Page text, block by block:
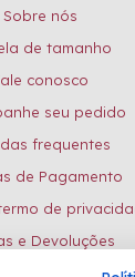
Sobre nós
de tamanho
conosco
seu pedido
frequentes
de Pagamento
de
e Devoluções